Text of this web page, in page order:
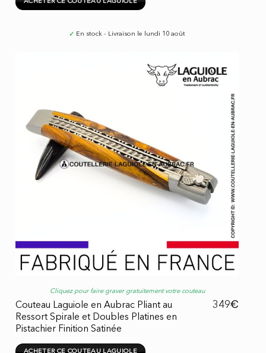
✓ En stock - Livraison le lundi 10 août
Cliquez pour faire graver gratuitement votre couteau
Couteau Laguiole en Aubrac Pliant au
Ressort Spirale et Doubles Platines en
Pistachier Finition Satinée
349€
ACHETER CE COUTEAU LAGUIOLE